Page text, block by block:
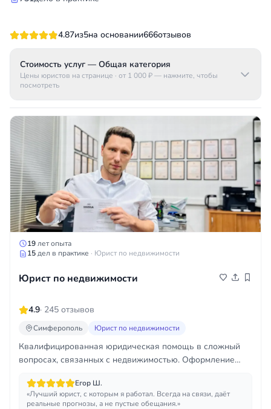
4.87из5на основании666отзывов
Стоимость услуг — Общая категория
Цены юристов на странице · от 1 000 ₽— нажмите, чтобы
посмотреть
19лет опыта
15дел в практике · Юрист по недвижимости
Юрист по недвижимости
4.9· 245 отзывов
Симферополь Юрист по недвижимости
Квалифицированная юридическая помощь в сложный
вопросах, связанных с недвижимостью. Оформление
сносы, оформление участков и прочее.
Егор Ш.
«Лучший юрист, с которым я работал. Всегда на связи, даёт
реальные прогнозы, а не пустые обещания.»